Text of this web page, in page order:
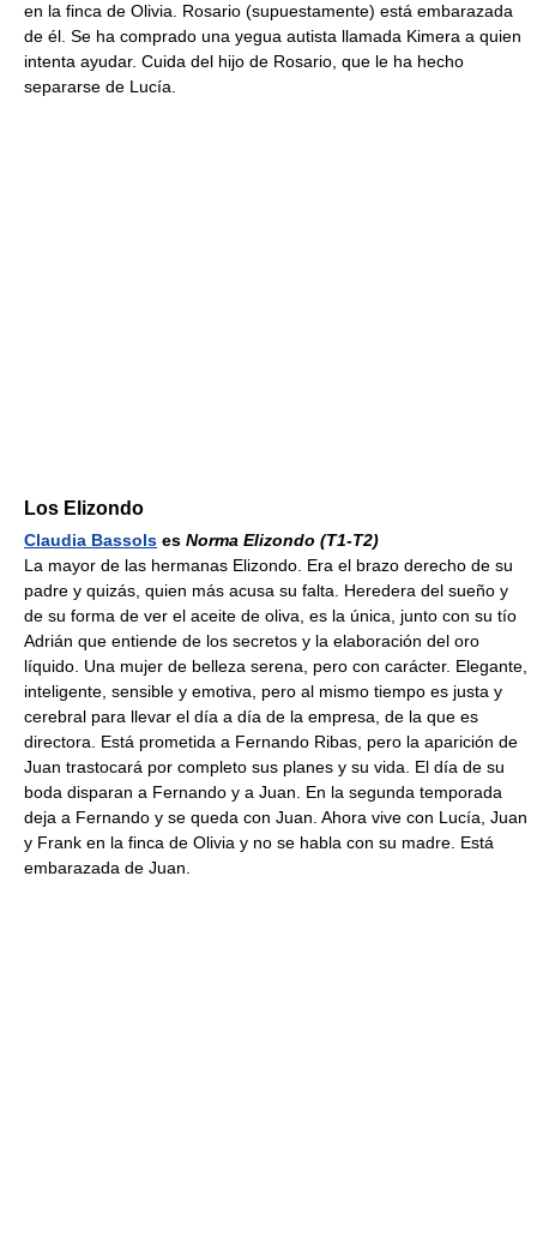
en la finca de Olivia. Rosario (supuestamente) está embarazada
de él. Se ha comprado una yegua autista llamada Kimera a quien
intenta ayudar. Cuida del hijo de Rosario, que le ha hecho
separarse de Lucía.
Los Elizondo
Claudia Bassols es Norma Elizondo (T1-T2)
La mayor de las hermanas Elizondo. Era el brazo derecho de su
padre y quizás, quien más acusa su falta. Heredera del sueño y
de su forma de ver el aceite de oliva, es la única, junto con su tío
Adrián que entiende de los secretos y la elaboración del oro
líquido. Una mujer de belleza serena, pero con carácter. Elegante,
inteligente, sensible y emotiva, pero al mismo tiempo es justa y
cerebral para llevar el día a día de la empresa, de la que es
directora. Está prometida a Fernando Ribas, pero la aparición de
Juan trastocará por completo sus planes y su vida. El día de su
boda disparan a Fernando y a Juan. En la segunda temporada
deja a Fernando y se queda con Juan. Ahora vive con Lucía, Juan
y Frank en la finca de Olivia y no se habla con su madre. Está
embarazada de Juan.